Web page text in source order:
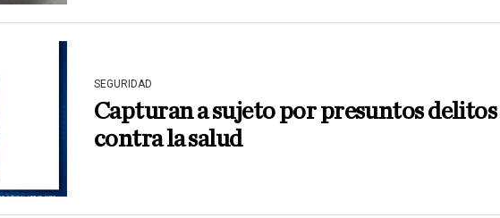
SEGURIDAD
Capturan a sujeto por presuntos delitos
contra la salud